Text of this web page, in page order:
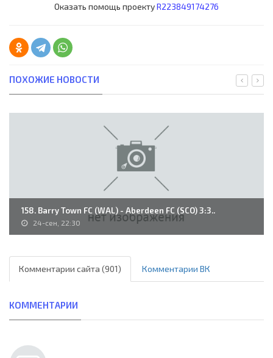
Оказать помощь проектуR223849174276
ПОХОЖИЕ НОВОСТИ
158. Barry Town FC (WAL) - Aberdeen FC (SCO) 3:3..
24-сен, 22:30
Комментарии сайта (901) Комментарии ВК
КОММЕНТАРИИ